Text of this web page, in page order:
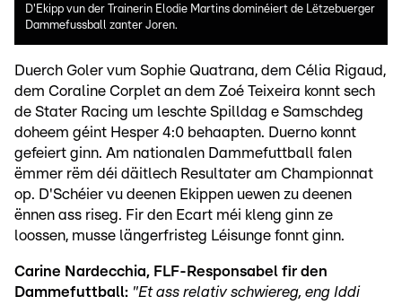
D'Ekipp vun der Trainerin Elodie Martins dominéiert de Lëtzebuerger
Dammefussball zanter Joren.
Duerch Goler vum Sophie Quatrana, dem Célia Rigaud,
dem Coraline Corplet an dem Zoé Teixeira konnt sech
de Stater Racing um leschte Spilldag e Samschdeg
doheem géint Hesper 4:0 behaapten. Duerno konnt
gefeiert ginn. Am nationalen Dammefuttball falen
ëmmer rëm déi däitlech Resultater am Championnat
op. D'Schéier vu deenen Ekippen uewen zu deenen
ënnen ass riseg. Fir den Ecart méi kleng ginn ze
loossen, musse längerfristeg Léisunge fonnt ginn.
Carine Nardecchia, FLF-Responsabel fir den
Dammefuttball: "Et ass relativ schwiereg, eng Iddi